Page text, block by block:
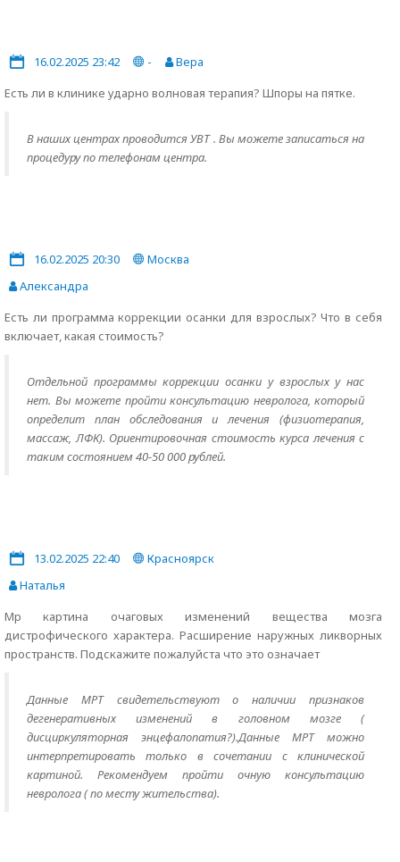
16.02.2025 23:42 -
Вера
Есть ли в клинике ударно волновая терапия? Шпоры на пятке.
В наших центрах проводится УВТ . Вы можете записаться на
процедуру по телефонам центра.
16.02.2025 20:30
Москва
Александра
Есть ли программа коррекции осанки для взрослых? Что в себя
включает, какая стоимость?
Отдельной программы коррекции осанки у взрослых у нас
нет. Вы можете пройти консультацию невролога, который
определит план обследования и лечения (физиотерапия,
массаж, ЛФК). Ориентировочная стоимость курса лечения с
таким состоянием 40-50 000 рублей.
13.02.2025 22:40
Красноярск
Наталья
Мр картина очаговых изменений вещества мозга
дистрофического характера. Расширение наружных ликворных
пространств. Подскажите пожалуйста что это означает
Данные МРТ свидетельствуют о наличии признаков
дегенеративных изменений в головном мозге (
дисциркуляторная энцефалопатия?).Данные МРТ можно
интерпретировать только в сочетании с клинической
картиной. Рекомендуем пройти очную консультацию
невролога ( по месту жительства).